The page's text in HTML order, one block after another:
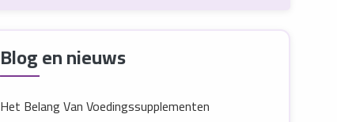
Blog en nieuws
Het Belang Van Voedingssupplementen